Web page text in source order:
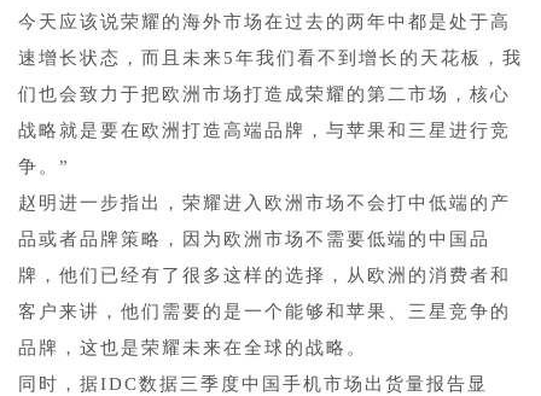
今天应该说荣耀的海外市场在过去的两年中都是处于高
速增长状态，而且未来5年我们看不到增长的天花板，我
们也会致力于把欧洲市场打造成荣耀的第二市场，核心
战略就是要在欧洲打造高端品牌，与苹果和三星进行竞
争。”
赵明进一步指出，荣耀进入欧洲市场不会打中低端的产
品或者品牌策略，因为欧洲市场不需要低端的中国品
牌，他们已经有了很多这样的选择，从欧洲的消费者和
客户来讲，他们需要的是一个能够和苹果、三星竞争的
品牌，这也是荣耀未来在全球的战略。
同时，据IDC数据三季度中国手机市场出货量报告显